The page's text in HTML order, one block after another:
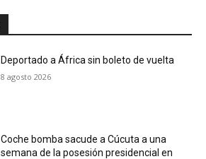
Deportado a África sin boleto de vuelta
8 agosto 2026
Coche bomba sacude a Cúcuta a una
semana de la posesión presidencial en